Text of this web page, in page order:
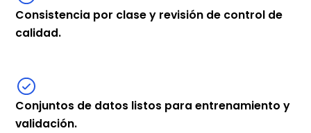
Consistencia por clase y revisión de control de
calidad.
Conjuntos de datos listos para entrenamiento y
validación.